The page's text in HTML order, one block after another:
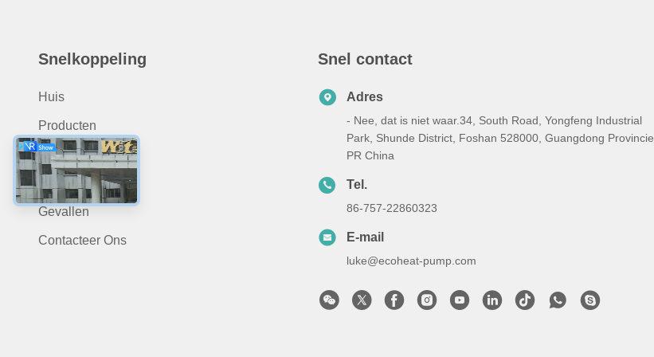
Snelkoppeling
Huis
Producten
Over Ons
Nieuws
Gevallen
Contacteer Ons
Snel contact
Adres
- Nee, dat is niet waar.34, South Road, Yongfeng Industrial
Park, Shunde District, Foshan 528000, Guangdong Provincie,
PR China
Tel.
86-757-22860323
E-mail
luke@ecoheat-pump.com